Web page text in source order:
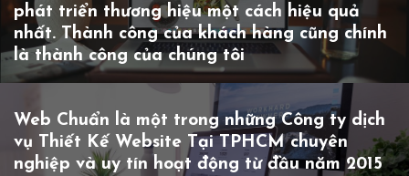
phát triển thương hiệu một cách hiệu quả
nhất. Thành công của khách hàng cũng chính
là thành công của chúng tôi
Web Chuẩn là một trong những Công ty dịch
vụ Thiết Kế Website Tại TPHCM chuyên
nghiệp và uy tín hoạt động từ đầu năm 2015